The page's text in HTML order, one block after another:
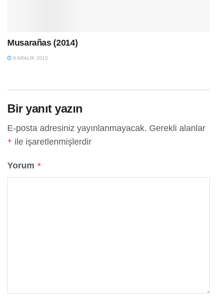
Musarañas (2014)
9 ARALIK 2015
Bir yanıt yazın
E-posta adresiniz yayınlanmayacak. Gerekli alanlar
* ile işaretlenmişlerdir
Yorum *